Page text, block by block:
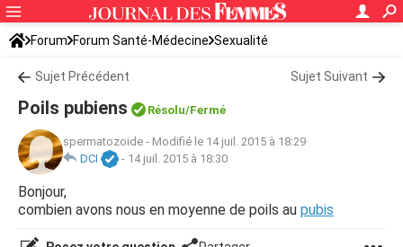
Forum Forum Santé-Médecine Sexualité
Sujet Précédent Sujet Suivant
Poils pubiens Résolu/Fermé
spermatozoide - Modifié le 14 juil. 2015 à 18:29
DCI
- 14 juil. 2015 à 18:30
Bonjour,
combien avons nous en moyenne de poils au pubis